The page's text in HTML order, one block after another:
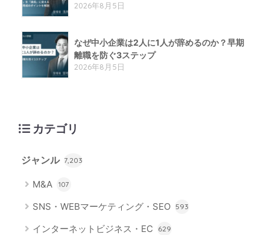
2026年8月5日
なぜ中小企業は2人に1人が辞めるのか？早期
離職を防ぐ3ステップ
2026年8月5日
カテゴリ
ジャンル 7,203
M&A 107
SNS・WEBマーケティング・SEO 593
インターネットビジネス・EC 629